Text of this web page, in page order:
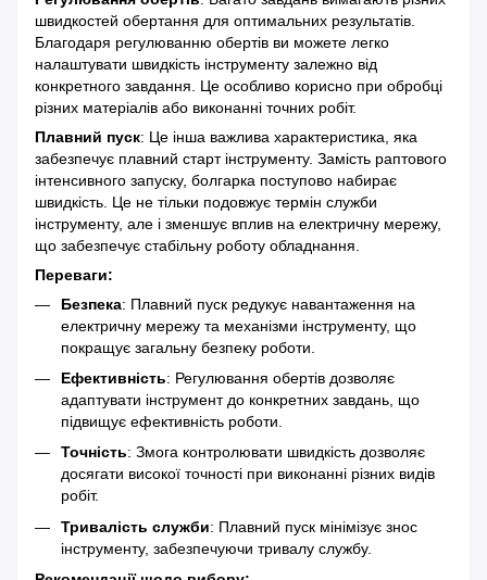
швидкостей обертання для оптимальних результатів.
Благодаря регулюванню обертів ви можете легко
налаштувати швидкість інструменту залежно від
конкретного завдання. Це особливо корисно при обробці
різних матеріалів або виконанні точних робіт.
Плавний пуск: Це інша важлива характеристика, яка
забезпечує плавний старт інструменту. Замість раптового
інтенсивного запуску, болгарка поступово набирає
швидкість. Це не тільки подовжує термін служби
інструменту, але і зменшує вплив на електричну мережу,
що забезпечує стабільну роботу обладнання.
Переваги:
Безпека: Плавний пуск редукує навантаження на
електричну мережу та механізми інструменту, що
покращує загальну безпеку роботи.
Ефективність: Регулювання обертів дозволяє
адаптувати інструмент до конкретних завдань, що
підвищує ефективність роботи.
Точність: Змога контролювати швидкість дозволяє
досягати високої точності при виконанні різних видів
робіт.
Тривалість служби: Плавний пуск мінімізує знос
інструменту, забезпечуючи тривалу службу.